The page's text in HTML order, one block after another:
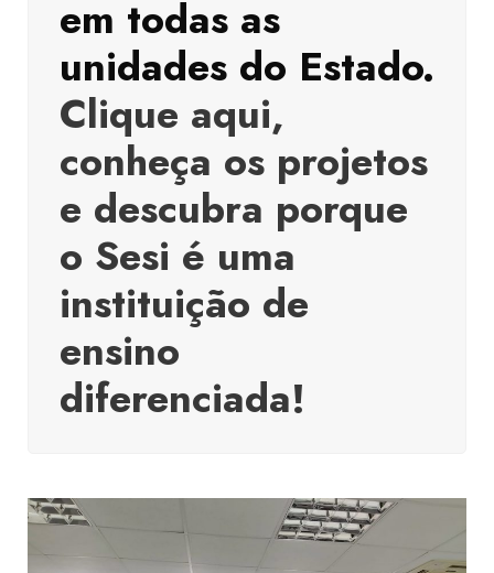
em todas as
unidades do Estado.
Clique aqui,
conheça os projetos
e descubra porque
o Sesi é uma
instituição de
ensino
diferenciada!